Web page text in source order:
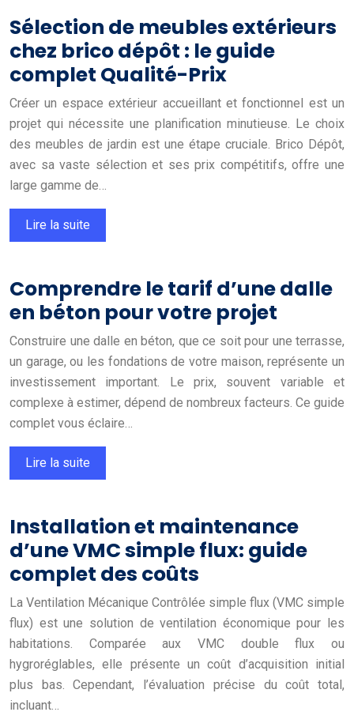
Sélection de meubles extérieurs
chez brico dépôt : le guide
complet Qualité-Prix
Créer un espace extérieur accueillant et fonctionnel est un
projet qui nécessite une planification minutieuse. Le choix
des meubles de jardin est une étape cruciale. Brico Dépôt,
avec sa vaste sélection et ses prix compétitifs, offre une
large gamme de…
Lire la suite
Comprendre le tarif d’une dalle
en béton pour votre projet
Construire une dalle en béton, que ce soit pour une terrasse,
un garage, ou les fondations de votre maison, représente un
investissement important. Le prix, souvent variable et
complexe à estimer, dépend de nombreux facteurs. Ce guide
complet vous éclaire…
Lire la suite
Installation et maintenance
d’une VMC simple flux: guide
complet des coûts
La Ventilation Mécanique Contrôlée simple flux (VMC simple
flux) est une solution de ventilation économique pour les
habitations. Comparée aux VMC double flux ou
hygroréglables, elle présente un coût d’acquisition initial
plus bas. Cependant, l’évaluation précise du coût total,
incluant…